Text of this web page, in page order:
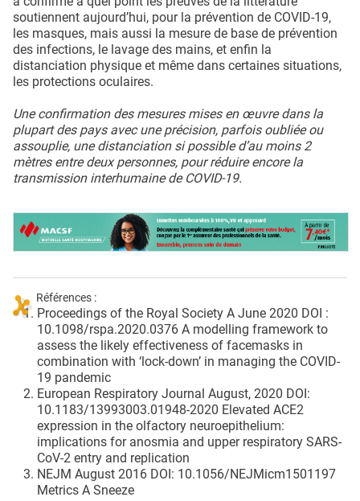
soutiennent aujourd’hui, pour la prévention de COVID-19,
les masques, mais aussi la mesure de base de prévention
des infections, le lavage des mains, et enfin la
distanciation physique et même dans certaines situations,
les protections oculaires.
Une confirmation des mesures mises en œuvre dans la
plupart des pays avec une précision, parfois oubliée ou
assouplie, une distanciation si possible d’au moins 2
mètres entre deux personnes, pour réduire encore la
transmission interhumaine de COVID-19.
Références :
Proceedings of the Royal Society A June 2020 DOI :
10.1098/rspa.2020.0376 A modelling framework to
assess the likely effectiveness of facemasks in
combination with ‘lock-down’ in managing the COVID-
19 pandemic
European Respiratory Journal August, 2020 DOI:
10.1183/13993003.01948-2020 Elevated ACE2
expression in the olfactory neuroepithelium:
implications for anosmia and upper respiratory SARS-
CoV-2 entry and replication
NEJM August 2016 DOI: 10.1056/NEJMicm1501197
Metrics A Sneeze